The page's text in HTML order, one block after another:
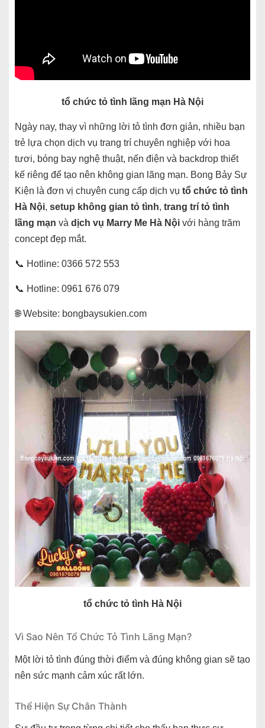
tổ chức tỏ tình lãng mạn Hà Nội
Ngày nay, thay vì những lời tỏ tình đơn giản, nhiều bạn
trẻ lựa chọn dịch vụ trang trí chuyên nghiệp với hoa
tươi, bóng bay nghệ thuật, nến điện và backdrop thiết
kế riêng để tạo nên không gian lãng mạn. Bong Bảy Sự
Kiện là đơn vị chuyên cung cấp dịch vụ tổ chức tỏ tình
Hà Nội, setup không gian tỏ tình, trang trí tỏ tình
lãng mạn và dịch vụ Marry Me Hà Nội với hàng trăm
concept đẹp mắt.
📞 Hotline: 0366 572 553
📞 Hotline: 0961 676 079
🌐 Website: bongbaysukien.com
tổ chức tỏ tình Hà Nội
Vì Sao Nên Tổ Chức Tỏ Tình Lãng Mạn?
Một lời tỏ tình đúng thời điểm và đúng không gian sẽ tạo
nên sức mạnh cảm xúc rất lớn.
Thể Hiện Sự Chân Thành